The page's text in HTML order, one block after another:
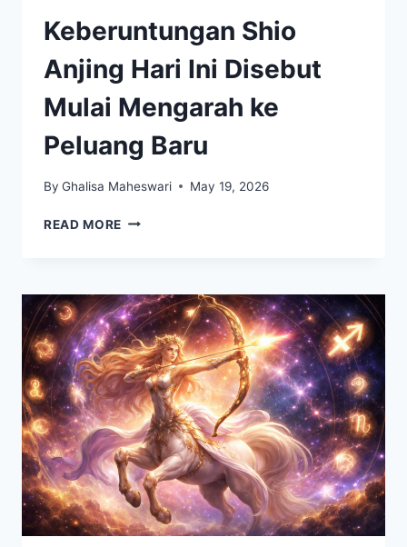
Keberuntungan Shio
Anjing Hari Ini Disebut
Mulai Mengarah ke
Peluang Baru
By Ghalisa Maheswari May 19, 2026
READ MORE KEBERUNTUNGAN
INI
DISEBUT
MULAI
MENGARAH
KE
PELUANG
BARU